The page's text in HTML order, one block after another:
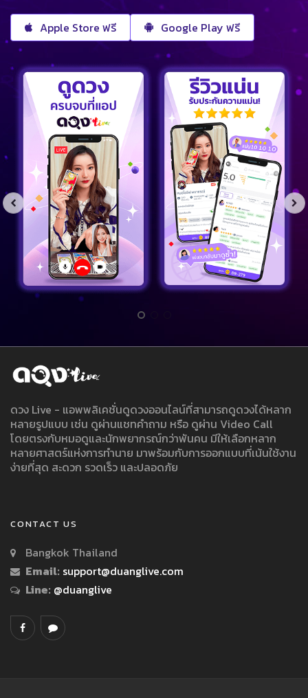
Apple Store ฟรี Google Play ฟรี
ดวง Live - แอพพลิเคชั่นดูดวงออนไลน์ที่สามารถดูดวงได้หลาก
หลายรูปแบบ เช่น ดูผ่านแชทคำถาม หรือ ดูผ่าน Video Call
โดยตรงกับหมอดูและนักพยากรณ์กว่าพันคน มีให้เลือกหลาก
หลายศาสตร์แห่งการทำนาย มาพร้อมกับการออกแบบที่เน้นใช้งาน
ง่ายที่สุด สะดวก รวดเร็ว และปลอดภัย
CONTACT US
Bangkok Thailand
Email: support@duanglive.com
Line: @duanglive